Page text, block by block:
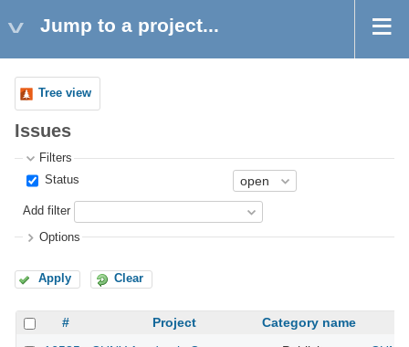
Jump to a project...
Tree view
Issues
Filters
Status
Add filter
Options
Apply Clear
# Project
Category name